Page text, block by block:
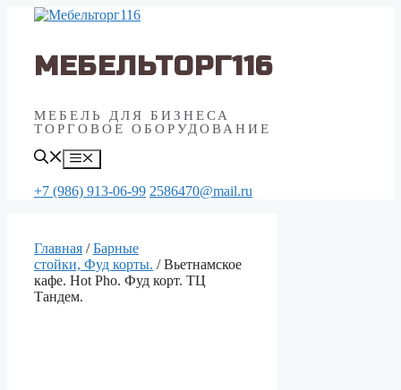
Перейти
МЕБЕЛЬТОРГ116
МЕБЕЛЬ ДЛЯ БИЗНЕСА
ТОРГОВОЕ ОБОРУДОВАНИЕ
Меню
+7 (986) 913-06-99 2586470@mail.ru
Главная /Барные
стойки, Фуд корты. / Вьетнамское
кафе. Hot Pho. Фуд корт. ТЦ
Тандем.